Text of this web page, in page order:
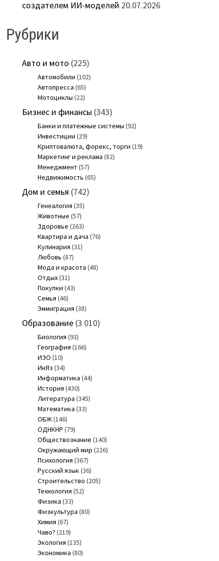
создателем ИИ-моделей 20.07.2026
Рубрики
Авто и мото (225)
Автомобили (102)
Автопресса (65)
Мотоциклы (22)
Бизнес и финансы (343)
Банки и платежные системы (92)
Инвестиции (29)
Криптовалюта, форекс, торги (19)
Маркетинг и реклама (82)
Менеджмент(57)
Недвижимость (65)
Дом и семья (742)
Генеалогия (35)
Животные (57)
Здоровье (263)
Квартира и дача (76)
Кулинария (31)
Любовь (87)
Мода и красота (48)
Отдых(31)
Покупки (43)
Семья (46)
Эммиграция (38)
Образование(3 010)
Биология (93)
География (166)
ИЗО (10)
ИнЯз (34)
Информатика (44)
История (430)
Литература (345)
Математика (33)
ОБЖ(146)
ОДНКНР (79)
Обществознание (140)
Окружающий мир (226)
Психология (367)
Русский язык(36)
Строительство (205)
Технология (52)
Физика (33)
Физкультура (80)
Химия (67)
Чаво? (219)
Экология (135)
Экономика (80)